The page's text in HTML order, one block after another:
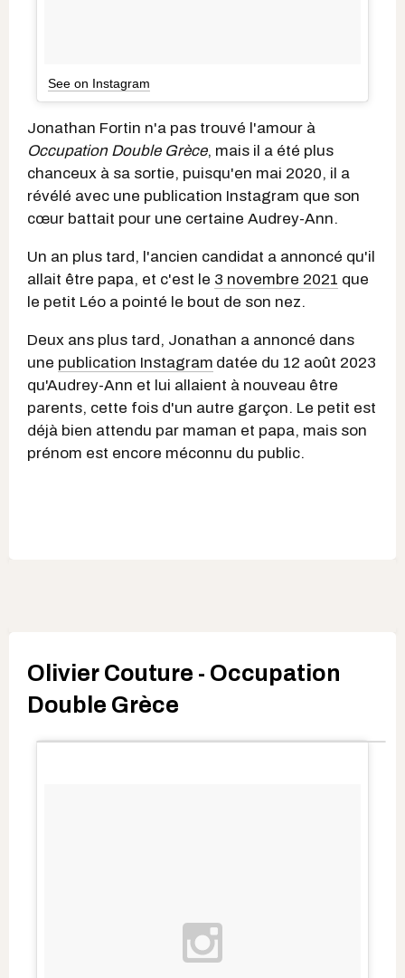
See on Instagram
Jonathan Fortin n'a pas trouvé l'amour à
Occupation Double Grèce, mais il a été plus
chanceux à sa sortie, puisqu'en mai 2020, il a
révélé avec une publication Instagram que son
cœur battait pour une certaine Audrey-Ann.
Un an plus tard, l'ancien candidat a annoncé qu'il
allait être papa, et c'est le 3 novembre 2021 que
le petit Léo a pointé le bout de son nez.
Deux ans plus tard, Jonathan a annoncé dans
une publication Instagram datée du 12 août 2023
qu'Audrey-Ann et lui allaient à nouveau être
parents, cette fois d'un autre garçon. Le petit est
déjà bien attendu par maman et papa, mais son
prénom est encore méconnu du public.
Olivier Couture - Occupation
Double Grèce